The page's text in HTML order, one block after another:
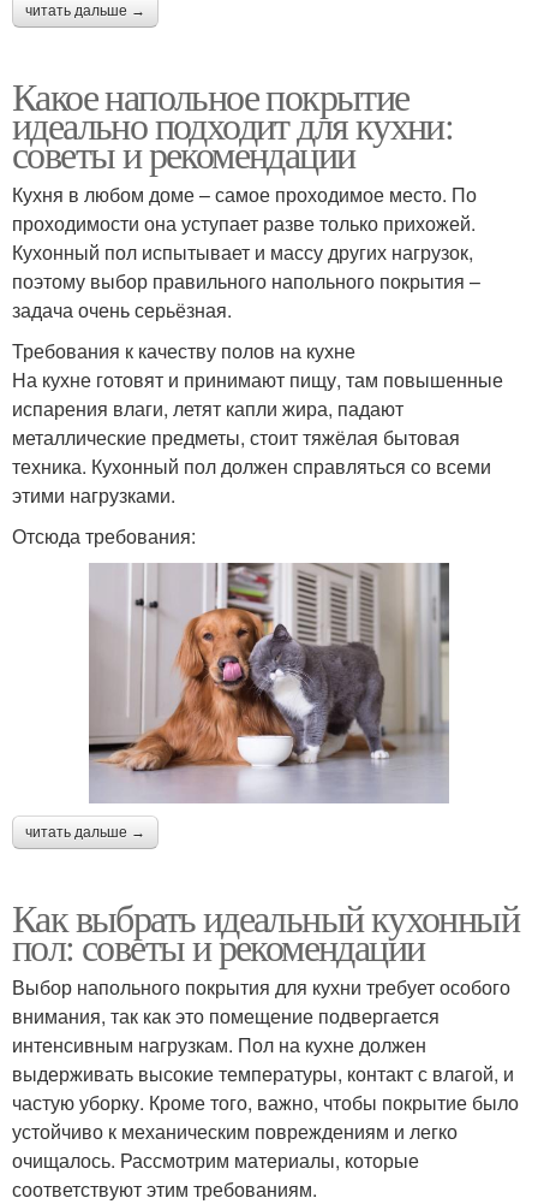
читать дальше →
Какое напольное покрытие
идеально подходит для кухни:
советы и рекомендации
Кухня в любом доме – самое проходимое место. По
проходимости она уступает разве только прихожей.
Кухонный пол испытывает и массу других нагрузок,
поэтому выбор правильного напольного покрытия –
задача очень серьёзная.
Требования к качеству полов на кухне
На кухне готовят и принимают пищу, там повышенные
испарения влаги, летят капли жира, падают
металлические предметы, стоит тяжёлая бытовая
техника. Кухонный пол должен справляться со всеми
этими нагрузками.
Отсюда требования:
читать дальше →
Как выбрать идеальный кухонный
пол: советы и рекомендации
Выбор напольного покрытия для кухни требует особого
внимания, так как это помещение подвергается
интенсивным нагрузкам. Пол на кухне должен
выдерживать высокие температуры, контакт с влагой, и
частую уборку. Кроме того, важно, чтобы покрытие было
устойчиво к механическим повреждениям и легко
очищалось. Рассмотрим материалы, которые
соответствуют этим требованиям.